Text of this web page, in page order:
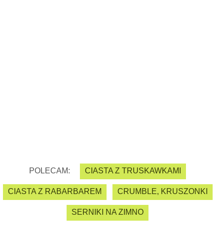
POLECAM: CIASTA Z TRUSKAWKAMI
CIASTA Z RABARBAREM CRUMBLE, KRUSZONKI
SERNIKI NA ZIMNO